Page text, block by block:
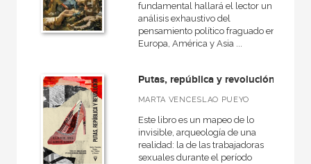
MATERIAS
Arqueología
Roma
Actual
Prehistoria
Grecia
fundamental hallará el lector un
análisis exhaustivo del
pensamiento político fraguado en
Europa, América y Asia ...
Putas, república y revolución
MARTA VENCESLAO PUEYO
Este libro es un mapeo de lo
invisible, arqueología de una
realidad: la de las trabajadoras
sexuales durante el período